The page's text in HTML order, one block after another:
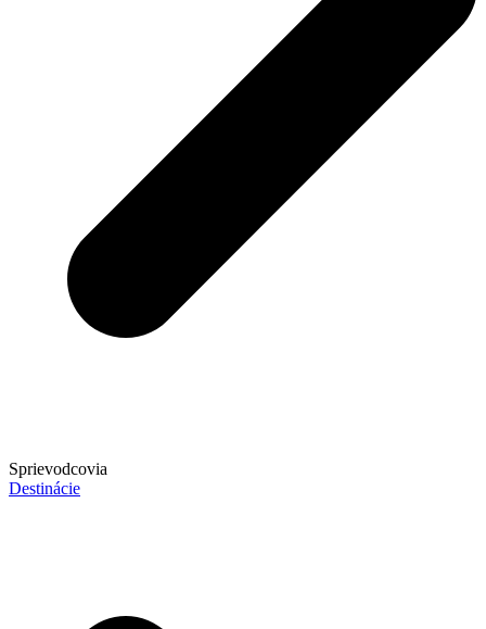
Sprievodcovia
Destinácie